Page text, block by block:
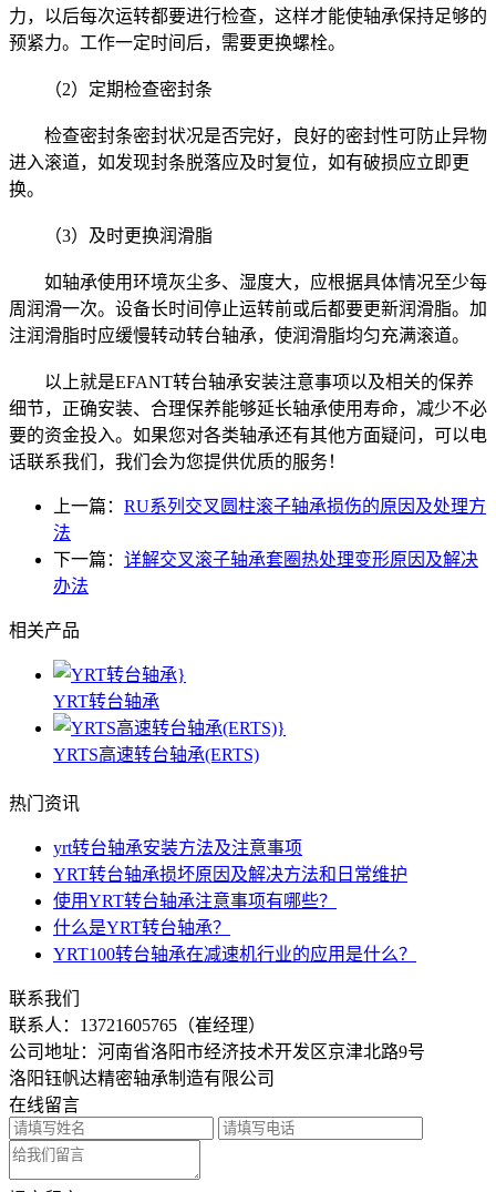
力，以后每次运转都要进行检查，这样才能使轴承保持足够的
预紧力。工作一定时间后，需要更换螺栓。
（2）定期检查密封条
检查密封条密封状况是否完好，良好的密封性可防止异物
进入滚道，如发现封条脱落应及时复位，如有破损应立即更
换。
（3）及时更换润滑脂
如轴承使用环境灰尘多、湿度大，应根据具体情况至少每
周润滑一次。设备长时间停止运转前或后都要更新润滑脂。加
注润滑脂时应缓慢转动转台轴承，使润滑脂均匀充满滚道。
以上就是EFANT转台轴承安装注意事项以及相关的保养
细节，正确安装、合理保养能够延长轴承使用寿命，减少不必
要的资金投入。如果您对各类轴承还有其他方面疑问，可以电
话联系我们，我们会为您提供优质的服务！
上一篇： RU系列交叉圆柱滚子轴承损伤的原因及处理方
法
下一篇： 详解交叉滚子轴承套圈热处理变形原因及解决
办法
相关产品
YRT转台轴承
YRTS高速转台轴承(ERTS)
热门资讯
yrt转台轴承安装方法及注意事项
YRT转台轴承损坏原因及解决方法和日常维护
使用YRT转台轴承注意事项有哪些？
什么是YRT转台轴承？
YRT100转台轴承在减速机行业的应用是什么？
联系我们
联系人： 13721605765（崔经理）
公司地址：河南省洛阳市经济技术开发区京津北路9号
洛阳钰帆达精密轴承制造有限公司
在线留言